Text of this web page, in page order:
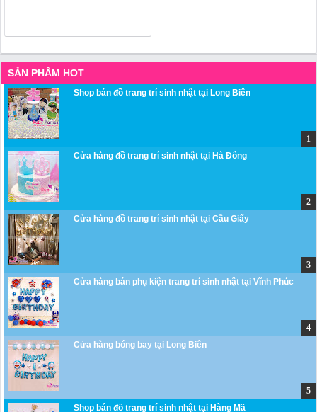
SẢN PHẨM HOT
Shop bán đồ trang trí sinh nhật tại Long Biên
Cửa hàng đồ trang trí sinh nhật tại Hà Đông
Cửa hàng đồ trang trí sinh nhật tại Cầu Giấy
Cửa hàng bán phụ kiện trang trí sinh nhật tại Vĩnh Phúc
Cửa hàng bóng bay tại Long Biên
Shop bán đồ trang trí sinh nhật tại Hàng Mã